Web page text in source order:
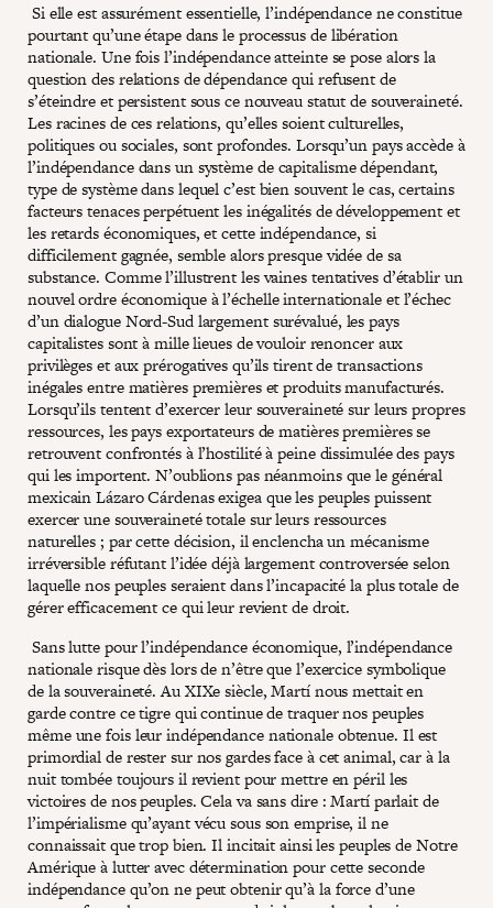
Si elle est assurément essentielle, l’indépendance ne constitue
pourtant qu’une étape dans le processus de libération
nationale. Une fois l’indépendance atteinte se pose alors la
question des relations de dépendance qui refusent de
s’éteindre et persistent sous ce nouveau statut de souveraineté.
Les racines de ces relations, qu’elles soient culturelles,
politiques ou sociales, sont profondes. Lorsqu’un pays accède à
l’indépendance dans un système de capitalisme dépendant,
type de système dans lequel c’est bien souvent le cas, certains
facteurs tenaces perpétuent les inégalités de développement et
les retards économiques, et cette indépendance, si
difficilement gagnée, semble alors presque vidée de sa
substance. Comme l’illustrent les vaines tentatives d’établir un
nouvel ordre économique à l’échelle internationale et l’échec
d’un dialogue Nord-Sud largement surévalué, les pays
capitalistes sont à mille lieues de vouloir renoncer aux
privilèges et aux prérogatives qu’ils tirent de transactions
inégales entre matières premières et produits manufacturés.
Lorsqu’ils tentent d’exercer leur souveraineté sur leurs propres
ressources, les pays exportateurs de matières premières se
retrouvent confrontés à l’hostilité à peine dissimulée des pays
qui les importent. N’oublions pas néanmoins que le général
mexicain Lázaro Cárdenas exigea que les peuples puissent
exercer une souveraineté totale sur leurs ressources
naturelles ; par cette décision, il enclencha un mécanisme
irréversible réfutant l’idée déjà largement controversée selon
laquelle nos peuples seraient dans l’incapacité la plus totale de
gérer efficacement ce qui leur revient de droit.
Sans lutte pour l’indépendance économique, l’indépendance
nationale risque dès lors de n’être que l’exercice symbolique
de la souveraineté. Au XIXe siècle, Martí nous mettait en
garde contre ce tigre qui continue de traquer nos peuples
même une fois leur indépendance nationale obtenue. Il est
primordial de rester sur nos gardes face à cet animal, car à la
nuit tombée toujours il revient pour mettre en péril les
victoires de nos peuples. Cela va sans dire : Martí parlait de
l’impérialisme qu’ayant vécu sous son emprise, il ne
connaissait que trop bien. Il incitait ainsi les peuples de Notre
Amérique à lutter avec détermination pour cette seconde
indépendance qu’on ne peut obtenir qu’à la force d’une